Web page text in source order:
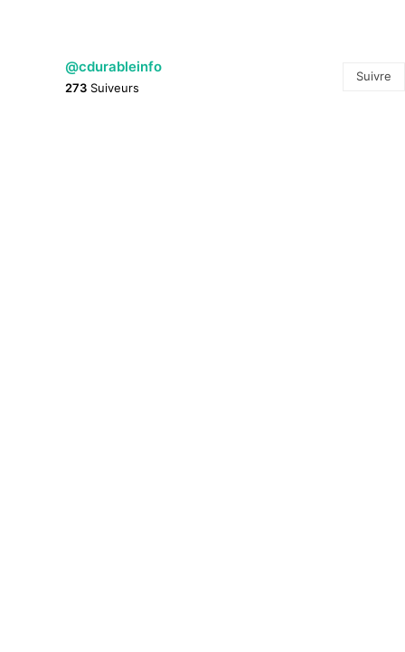
@cdurableinfo
273 Suiveurs
Suivre